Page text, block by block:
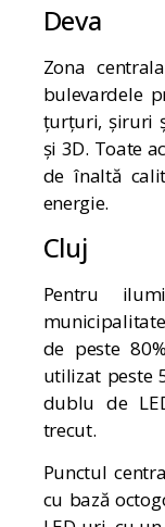
Deva
Zona
bulevardele
țurțuri, șiruri
și 3D. Toate
de înaltă
energie.
Cluj
Pentru
de peste
utilizat peste
dublu de
trecut.
Punctul
cu bază